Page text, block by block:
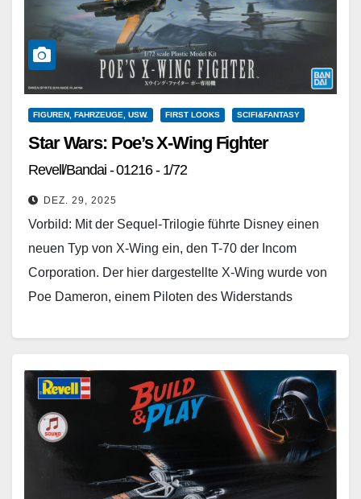
FIGUREN, FAHRZEUGE, USW. FIRST LOOKS SCIFI&FANTASY
Star Wars: Poe’s X-Wing Fighter
Revell/Bandai - 01216 - 1/72
DEZ. 29, 2025
Vorbild: Mit der Sequel-Trilogie führte Disney einen
neuen Typ von X-Wing ein, den T-70 der Incom
Corporation. Der hier dargestellte X-Wing wurde von
Poe Dameron, einem Piloten des Widerstands